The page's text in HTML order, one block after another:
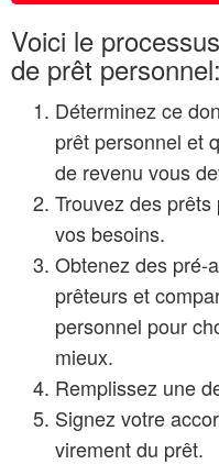
Voici le
de prêt personnel:
Déterminez ce
prêt personnel et
de revenu vous
Trouvez des
vos besoins.
Obtenez des pré-
prêteurs et
personnel pour
mieux.
Remplissez une
Signez votre
virement du prêt.